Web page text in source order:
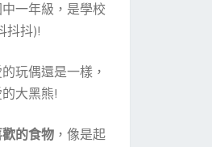
一年級，是學校
抖抖)!
玩偶還是一樣，
大黑熊!
的食物，像是起